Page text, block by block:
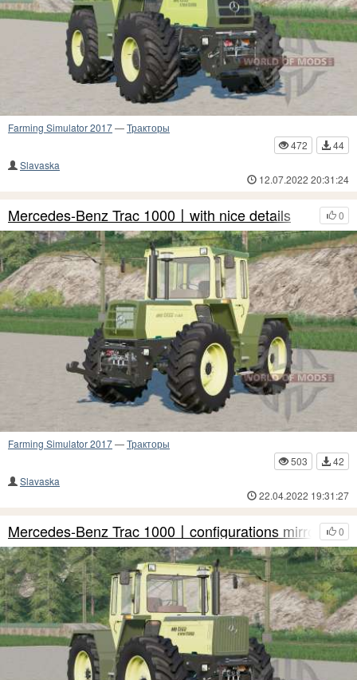
Farming Simulator 2017—Тракторы
472
44
Slavaska
12.07.2022 20:31:24
0
Mercedes-Benz Trac 1000〡with nice details
Farming Simulator 2017—Тракторы
503
42
Slavaska
22.04.2022 19:31:27
0
Mercedes-Benz Trac 1000〡configurations mirrors